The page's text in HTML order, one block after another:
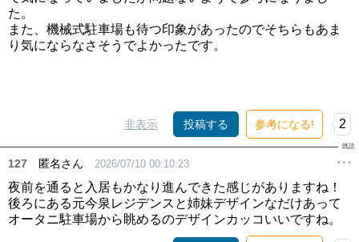
た。
また、機械式駐車場も待つ印象があったのでそちらもあま
り気にならなさそうでよかったです。
非表示 投稿する 参考になる! 2
127 匿名さん 2026/07/10 00:10:23
夜前を通ると入居もかなり進んできた感じがありますね！
後ろにある元今泉レジデンスと姉妹デザインなだけあって
オータニ駐車場から眺めるのデザインカッコいいですね。